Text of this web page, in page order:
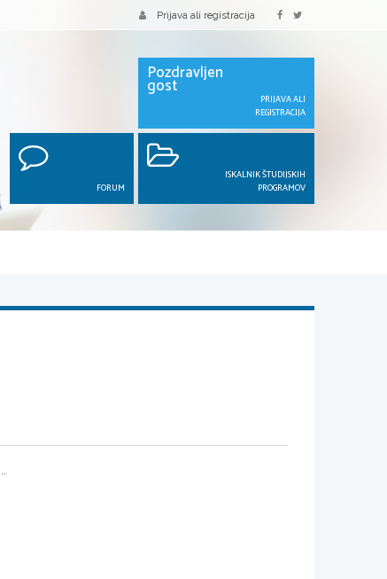
Prijava ali registracija
Pozdravljen
gost
PRIJAVA ALI
REGISTRACIJA
FORUM
ISKALNIK ŠTUDIJSKIH
PROGRAMOV